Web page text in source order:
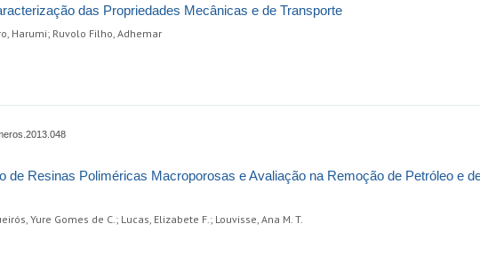
das Propriedades Mecânicas e de Transporte
Harumi; Ruvolo Filho, Adhemar
de Resinas Poliméricas Macroporosas e Avaliação na Remoção de Petróleo e
Yure Gomes de C.; Lucas, Elizabete F.; Louvisse, Ana M. T.